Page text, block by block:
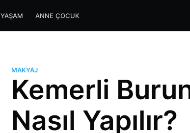
YAŞAM ANNE ÇOCUK
MAKYAJ
Kemerli
Nasıl Yapılır?